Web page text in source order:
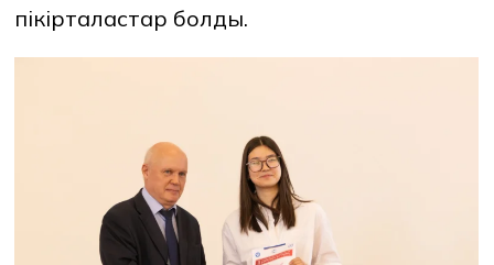
пікірталастар болды.